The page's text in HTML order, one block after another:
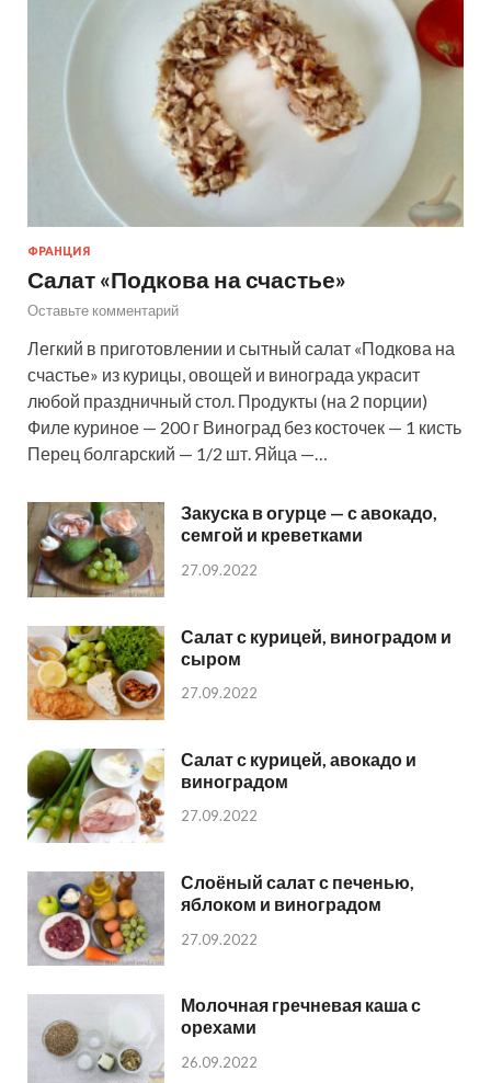
ФРАНЦИЯ
Салат «Подкова на счастье»
Оставьте комментарий
Легкий в приготовлении и сытный салат «Подкова на
счастье» из курицы, овощей и винограда украсит
любой праздничный стол. Продукты (на 2 порции)
Филе куриное — 200 г Виноград без косточек — 1 кисть
Перец болгарский — 1/2 шт. Яйца —…
Закуска в огурце — с авокадо,
семгой и креветками
27.09.2022
Салат с курицей, виноградом и
сыром
27.09.2022
Салат с курицей, авокадо и
виноградом
27.09.2022
Слоёный салат с печенью,
яблоком и виноградом
27.09.2022
Молочная гречневая каша с
орехами
26.09.2022